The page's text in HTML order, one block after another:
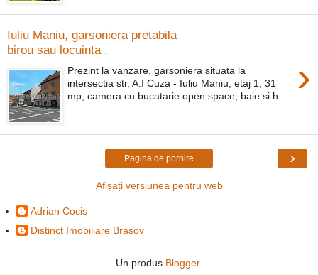
Iuliu Maniu, garsoniera pretabila
birou sau locuinta .
›
Prezint la vanzare, garsoniera situata la
intersectia str. A.I Cuza - Iuliu Maniu, etaj 1, 31
mp, camera cu bucatarie open space, baie si h...
›
Pagina de pornire
Afișați versiunea pentru web
Adrian Cocis
Distinct Imobiliare Brasov
Un produs Blogger.